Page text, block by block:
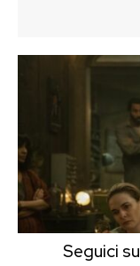
Seguici su